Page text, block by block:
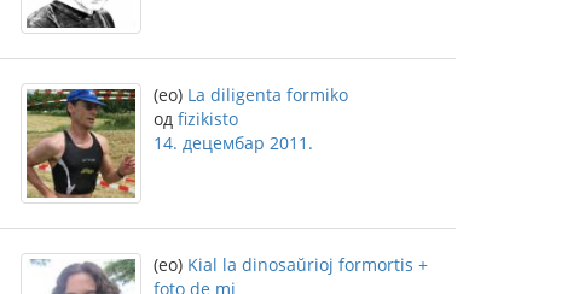
(eo) La diligenta formiko
од fizikisto
14. децембар 2011.
(eo) Kial la dinosaŭrioj formortis +
foto de mi